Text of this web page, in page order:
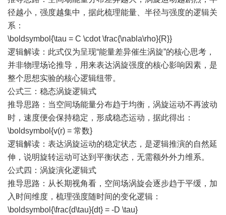
径越小，强度越集中，据此梳理能量、半径与强度的逻辑关
系：
\boldsymbol{\tau = C \cdot \frac{\nabla\rho}{R}}
逻辑解读：此式仅为呈现“能量差异催生涡旋”的核心思考，
并非物理场论推导，用来表达涡旋强度的核心影响因素，是
整个思想实验的核心逻辑纽带。
公式三：稳态涡旋逻辑式
推导思路：当空间场能量分布趋于均衡，涡旋运动不再波动
时，速度便会保持稳定，形成稳态运动，据此得出：
\boldsymbol{v(r) = 常数}
逻辑解读：表达涡旋运动的稳定状态，是逻辑推演的自然延
伸，说明旋转运动可达到平衡状态，无需额外外力维系。
公式四：涡旋演化逻辑式
推导思路：从长期视角看，空间场涡旋会逐步趋于平缓，加
入时间维度，梳理强度随时间的变化逻辑：
\boldsymbol{\frac{d\tau}{dt} = -D \tau}